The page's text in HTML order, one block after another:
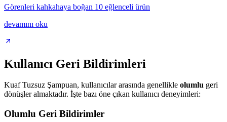
Görenleri kahkahaya boğan 10 eğlenceli ürün
devamını oku
Kullanıcı Geri Bildirimleri
Kuaf Tuzsuz Şampuan, kullanıcılar arasında genellikle olumlu geri
dönüşler almaktadır. İşte bazı öne çıkan kullanıcı deneyimleri:
Olumlu Geri Bildirimler